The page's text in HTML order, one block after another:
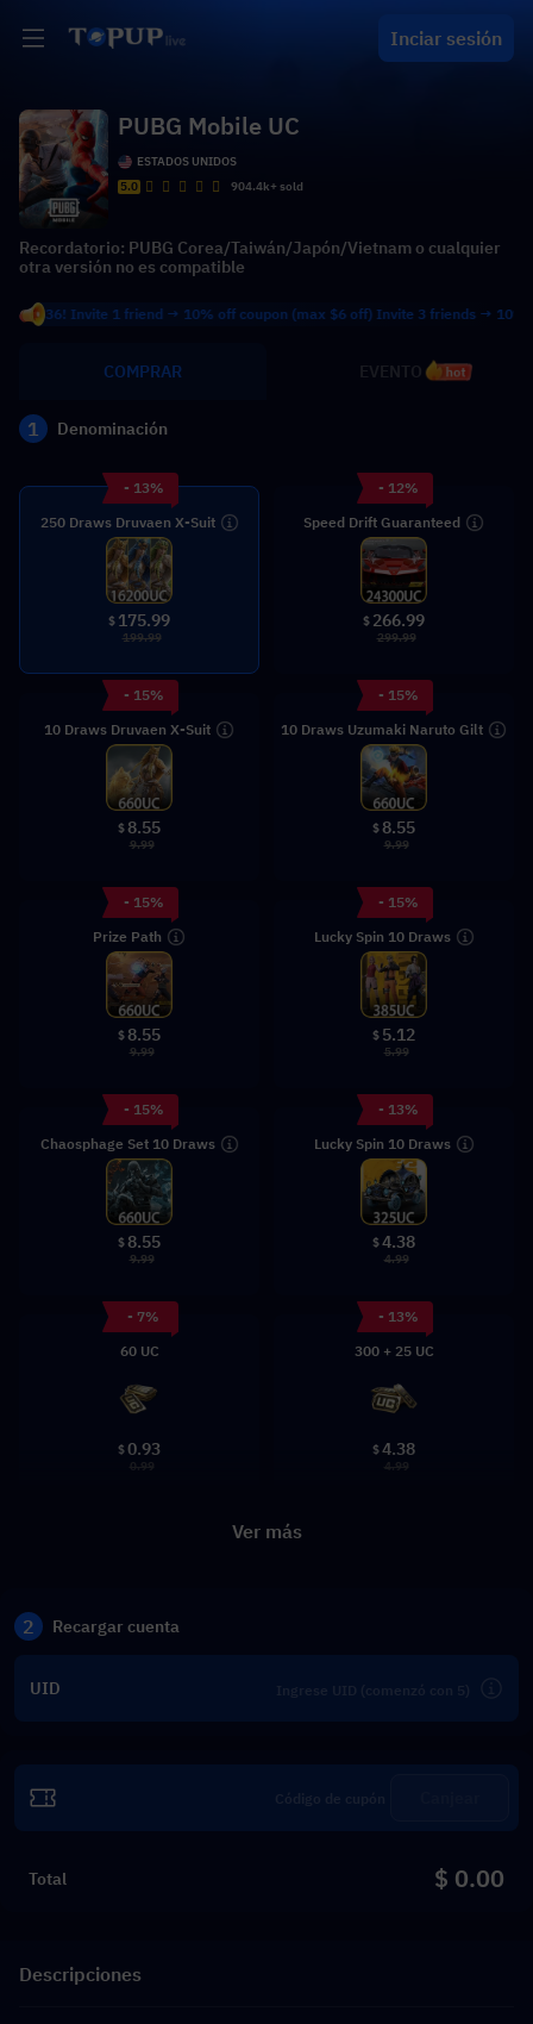
Inciar sesión
PUBG Mobile UC
ESTADOS UNIDOS
5.0
904.4k+ sold
Recordatorio: PUBG Corea/Taiwán/Japón/Vietnam o cualquier
otra versión no es compatible
Invite 1 friend → 10% off coupon (max $6 off) Invite 3 friends → 10% off
COMPRAR hot
1 Denominación
- 13%
250 Draws Druvaen X-Suit
$ 175.99
199.99
- 12%
Speed Drift Guaranteed
$ 266.99
299.99
- 15%
10 Draws Druvaen X-Suit
$ 8.55
9.99
- 15%
10 Draws Uzumaki Naruto Gilt
$ 8.55
9.99
- 15%
Prize Path
$ 8.55
9.99
- 15%
Lucky Spin 10 Draws
$ 5.12
5.99
- 15%
Chaosphage Set 10 Draws
$ 8.55
9.99
- 13%
Lucky Spin 10 Draws
$4.38
4.99
- 7%
60 UC
$0.93
0.99
- 13%
300 + 25 UC
$4.38
4.99
Ver más
2 Recargar cuenta
UID
Total $ 0.00
Descripciones